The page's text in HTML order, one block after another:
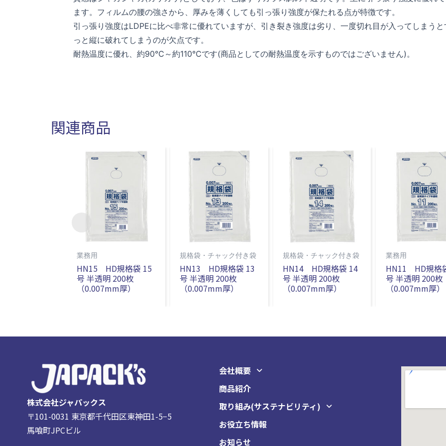
ます。フィルムの腰の強さから、厚みを薄くしても引っ張り強度が保たれる点が特徴です。
引っ張り強度はLDPEに比べ非常に優れていますが、引き裂き強度は劣り、一度切れ目が入ってしまうと
っと縦に破れてしまうのが欠点です。
耐熱温度に優れ、約90℃～約110℃です(商品としての耐熱温度を示すものではございません)。
関連商品
業務用
HN15 HD規格袋 15
号 半透明 200枚
（0.007mm厚）
規格袋・チャック付き袋
HN13 HD規格袋 13
号 半透明 200枚
（0.007mm厚）
規格袋・チャック付き袋
HN14 HD規格袋 14
号 半透明 200枚
（0.007mm厚）
業務用
HN11 HD規格
号 半透明 200枚
（0.007mm厚）
株式会社ジャパックス
〒101-0031 東京都千代田区東神田1-5−5
馬喰町JPCビル
会社概要
商品紹介
取り組み(サステナビリティ)
お役立ち情報
お知らせ